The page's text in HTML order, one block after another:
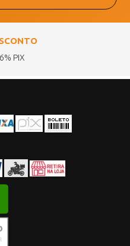
6% PIX